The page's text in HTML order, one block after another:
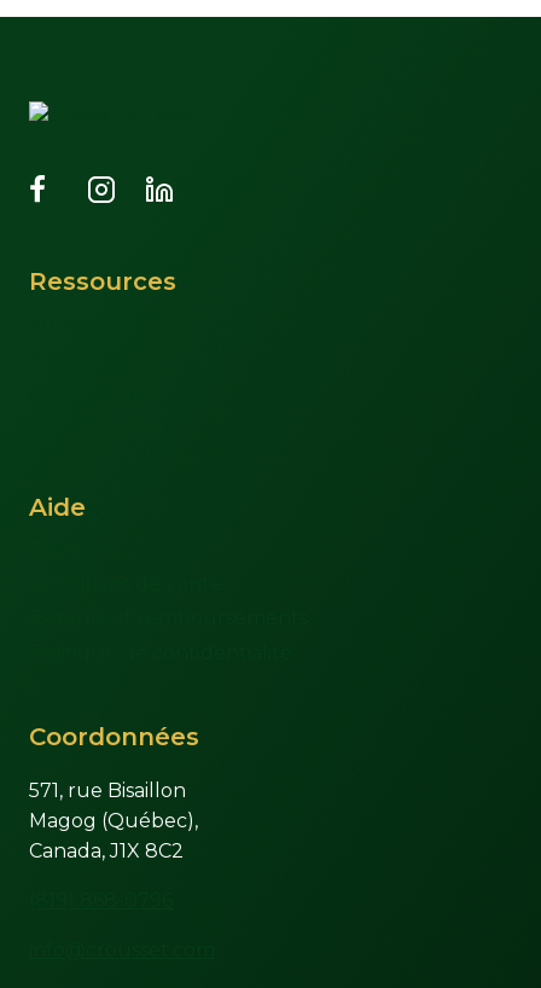
Ressources
Aide
Coordonnées
571, rue Bisaillon
Magog (Québec),
Canada, J1X 8C2